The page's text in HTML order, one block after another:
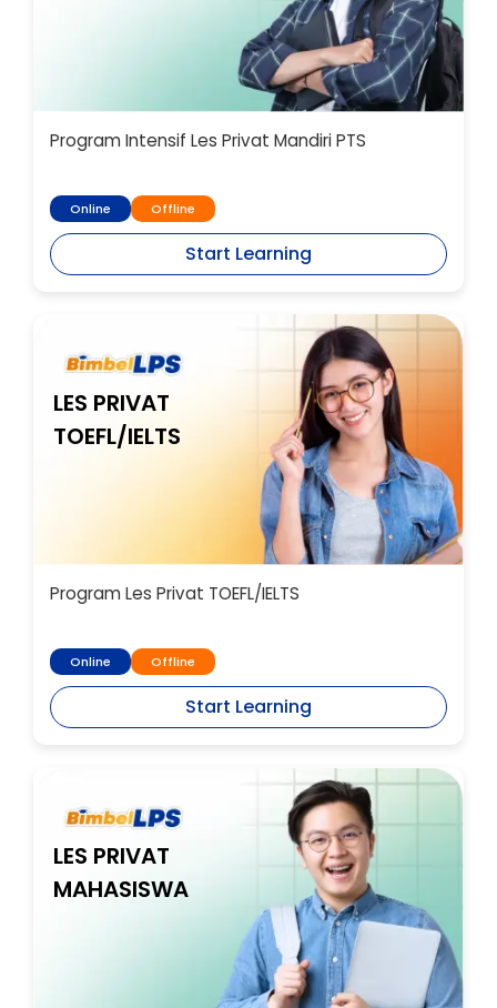
Program Intensif Les Privat Mandiri PTS
Online Offline
Start Learning
LES PRIVAT
TOEFL/IELTS
Program Les Privat TOEFL/IELTS
Online Offline
Start Learning
LES PRIVAT
MAHASISWA